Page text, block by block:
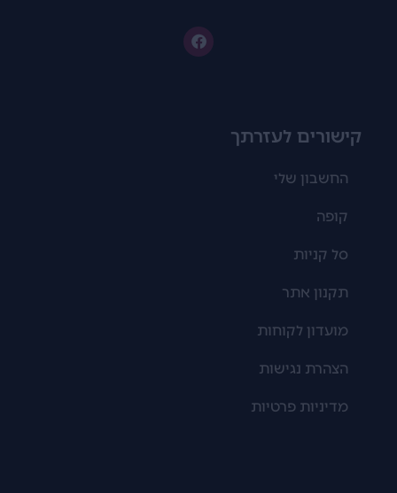
קישורים לעזרתך
החשבון שלי
קופה
סל קניות
תקנון אתר
מועדון לקוחות
הצהרת נגישות
מדיניות פרטיות